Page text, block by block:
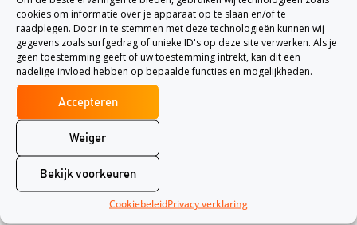
cookies om informatie over je apparaat op te slaan en/of te
raadplegen. Door in te stemmen met deze technologieën kunnen wij
gegevens zoals surfgedrag of unieke ID's op deze site verwerken. Als je
geen toestemming geeft of uw toestemming intrekt, kan dit een
nadelige invloed hebben op bepaalde functies en mogelijkheden.
Accepteren
Weiger
Bekijk voorkeuren
CookiebeleidPrivacy verklaring
jouw zorgverzekering vergoedt
Laat een reactie achter/Uncategorized/Robbert
Breugem
Krijg jij binnenkort een kind of wil je zwanger
worden? Dan is het handig om te weten of jij goed
gedekt bent tegen de kosten van de zwangerschap.
Sommige vergoedingen worden volledig vergoedt
vanuit de basisverzekering, voor andere
vergoedingen moet jij een aanvullende verzekering
afsluiten. Wat wordt er vergoed via de
basisverzekering bij zwangerschap? De